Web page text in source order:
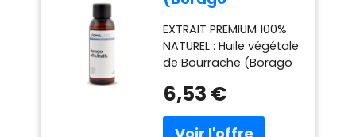
mL - Huile
Végétale Vierge
et Certifiée AB -
Santé articulaire
- Aroma Labs -
Made in France
EXTRAIT PREMIUM 100%
NATUREL : Huile végétale
de Bourrache (Borago
par première pression
COMPÉTITIF : Accessible
6,53 €